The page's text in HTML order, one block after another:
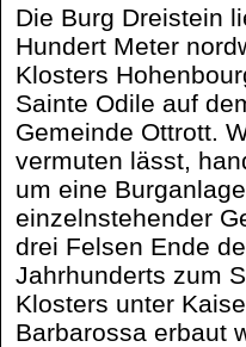
Die Burg Dreistein
Hundert Meter
Klosters
Sainte Odile auf
Gemeinde Ottrott.
vermuten lässt,
um eine Burganlage
einzelnstehender
drei Felsen Ende
Jahrhunderts zum
Klosters unter
Barbarossa erbaut